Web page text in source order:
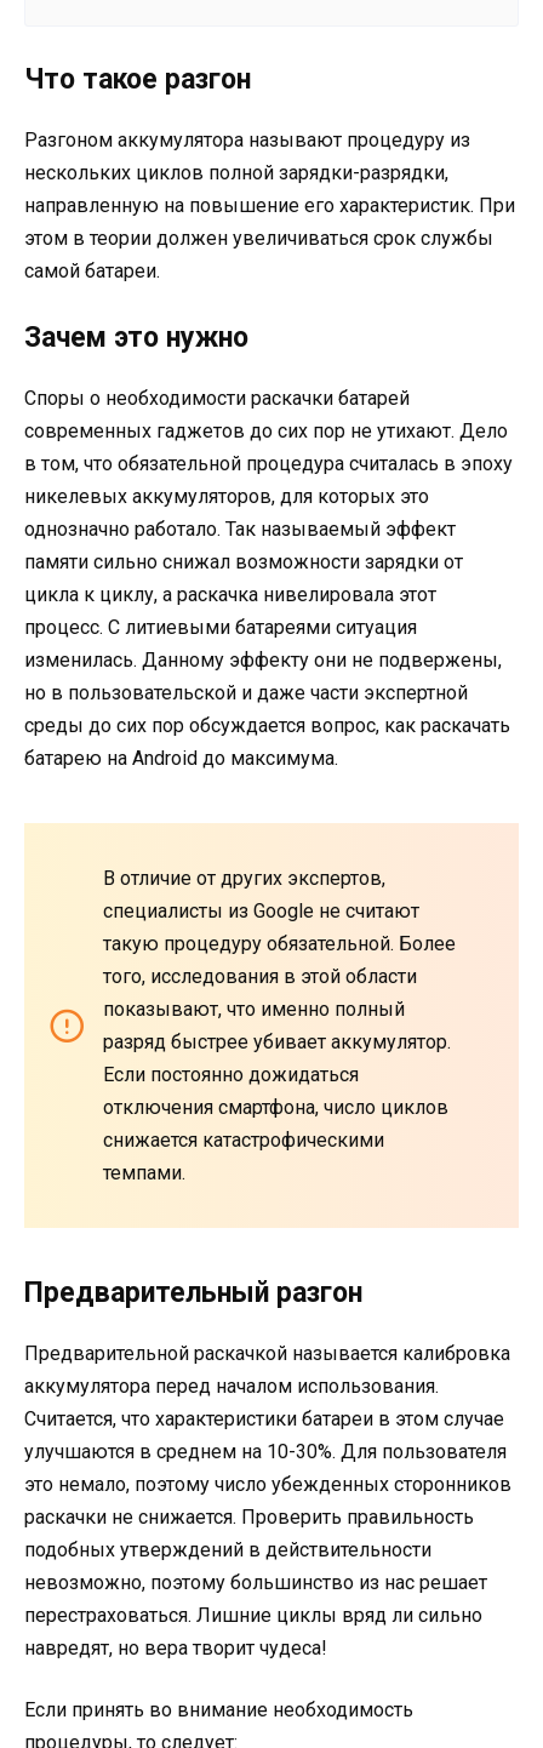
Что такое разгон
Разгоном аккумулятора называют процедуру из
нескольких циклов полной зарядки-разрядки,
направленную на повышение его характеристик. При
этом в теории должен увеличиваться срок службы
самой батареи.
Зачем это нужно
Споры о необходимости раскачки батарей
современных гаджетов до сих пор не утихают. Дело
в том, что обязательной процедура считалась в эпоху
никелевых аккумуляторов, для которых это
однозначно работало. Так называемый эффект
памяти сильно снижал возможности зарядки от
цикла к циклу, а раскачка нивелировала этот
процесс. С литиевыми батареями ситуация
изменилась. Данному эффекту они не подвержены,
но в пользовательской и даже части экспертной
среды до сих пор обсуждается вопрос, как раскачать
батарею на Android до максимума.
В отличие от других экспертов,
специалисты из Google не считают
такую процедуру обязательной. Более
того, исследования в этой области
показывают, что именно полный
разряд быстрее убивает аккумулятор.
Если постоянно дожидаться
отключения смартфона, число циклов
снижается катастрофическими
темпами.
Предварительный разгон
Предварительной раскачкой называется калибровка
аккумулятора перед началом использования.
Считается, что характеристики батареи в этом случае
улучшаются в среднем на 10-30%. Для пользователя
это немало, поэтому число убежденных сторонников
раскачки не снижается. Проверить правильность
подобных утверждений в действительности
невозможно, поэтому большинство из нас решает
перестраховаться. Лишние циклы вряд ли сильно
навредят, но вера творит чудеса!
Если принять во внимание необходимость
процедуры, то следует: